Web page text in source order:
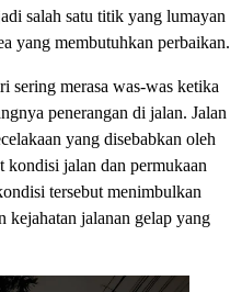
salah satu titik yang lumayan
yang membutuhkan perbaikan.
sering merasa was-was ketika
penerangan di jalan. Jalan
yang disebabkan oleh
kondisi jalan dan permukaan
tersebut menimbulkan
kejahatan jalanan gelap yang